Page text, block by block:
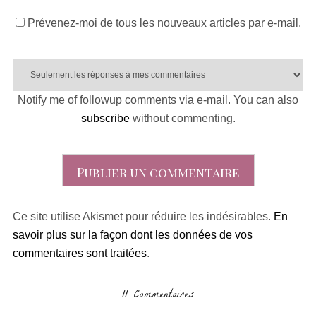
Prévenez-moi de tous les nouveaux articles par e-mail.
Notify me of followup comments via e-mail. You can also
subscribewithout commenting.
Ce site utilise Akismet pour réduire les indésirables. En
savoir plus sur la façon dont les données de vos
commentaires sont traitées.
11 Commentaires